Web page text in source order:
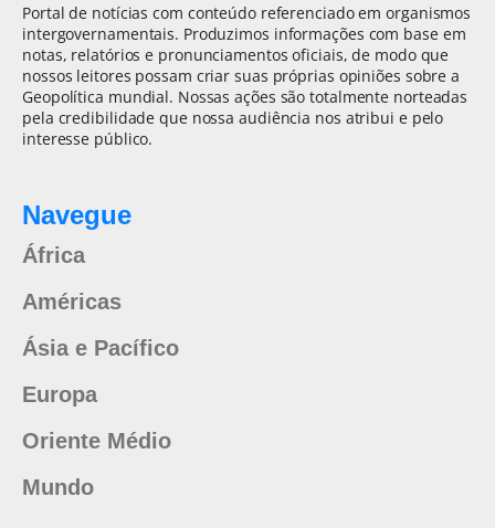
Portal de notícias com conteúdo referenciado em organismos
intergovernamentais. Produzimos informações com base em
notas, relatórios e pronunciamentos oficiais, de modo que
nossos leitores possam criar suas próprias opiniões sobre a
Geopolítica mundial. Nossas ações são totalmente norteadas
pela credibilidade que nossa audiência nos atribui e pelo
interesse público.
Navegue
África
Américas
Ásia e Pacífico
Europa
Oriente Médio
Mundo